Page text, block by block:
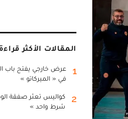
المقالات الأكثر قراءة
1
عرض خارجي يفتح باب
في « الميركاتو »
2
كواليس تعثر صفقة
شرط واحد »